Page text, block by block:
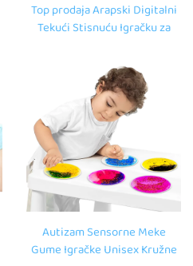
Top prodaja Arapski Digitalni
Tekući Stisnuću Igračku za
Autistične Djece uzrasta 2 do
5 Godina
Autizam Sensorne Meke
Gume Igračke Unisex Kružne